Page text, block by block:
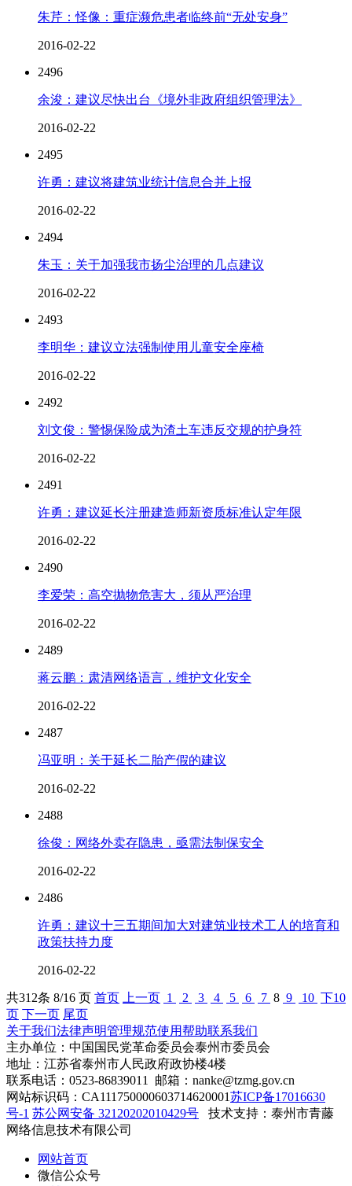
朱芹：怪像：重症濒危患者临终前“无处安身”
2016-02-22
2496
余浚：建议尽快出台《境外非政府组织管理法》
2016-02-22
2495
许勇：建议将建筑业统计信息合并上报
2016-02-22
2494
朱玉：关于加强我市扬尘治理的几点建议
2016-02-22
2493
李明华：建议立法强制使用儿童安全座椅
2016-02-22
2492
刘文俊：警惕保险成为渣土车违反交规的护身符
2016-02-22
2491
许勇：建议延长注册建造师新资质标准认定年限
2016-02-22
2490
李爱荣：高空抛物危害大，须从严治理
2016-02-22
2489
蒋云鹏：肃清网络语言，维护文化安全
2016-02-22
2487
冯亚明：关于延长二胎产假的建议
2016-02-22
2488
徐俊：网络外卖存隐患，亟需法制保安全
2016-02-22
2486
许勇：建议十三五期间加大对建筑业技术工人的培育和
政策扶持力度
2016-02-22
共312条 8/16 页 首页 上一页 1 2 3 4 5 6 7 8 9 10 下10
页 下一页 尾页
关于我们法律声明管理规范使用帮助联系我们
主办单位：中国国民党革命委员会泰州市委员会
地址：江苏省泰州市人民政府政协楼4楼
联系电话：0523-86839011 邮箱：nanke@tzmg.gov.cn
网站标识码：CA111750000603714620001苏ICP备17016630
号-1 苏公网安备 32120202010429号
技术支持：泰州市青藤
网络信息技术有限公司
网站首页
微信公众号